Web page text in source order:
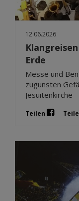
12.06.2026
Erde
Messe und
zugunsten
Jesuitenkirche
Teilen